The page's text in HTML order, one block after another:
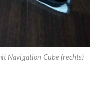
Navigation Cube (rechts)